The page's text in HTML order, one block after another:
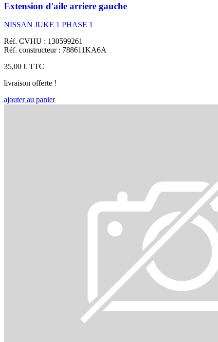
Extension d'aile arriere gauche
NISSAN JUKE 1 PHASE 1
Réf. CVHU : 130599261
Réf. constructeur : 788611KA6A
35,00 € TTC
livraison offerte !
ajouter au panier